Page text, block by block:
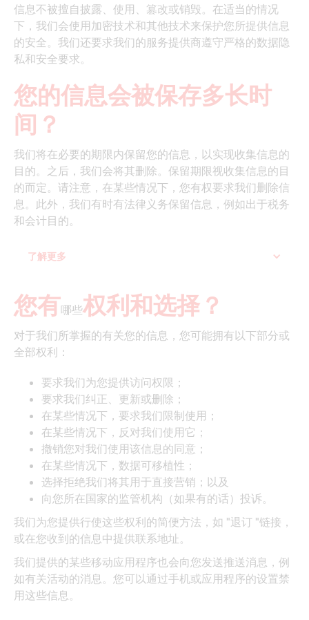
信息不被擅自披露、使用、篡改或销毁。在适当的情况
下，我们会使用加密技术和其他技术来保护您所提供信息
的安全。我们还要求我们的服务提供商遵守严格的数据隐
私和安全要求。
您的信息会被保存多长时
间？
我们将在必要的期限内保留您的信息，以实现收集信息的
目的。之后，我们会将其删除。保留期限视收集信息的目
的而定。请注意，在某些情况下，您有权要求我们删除信
息。此外，我们有时有法律义务保留信息，例如出于税务
和会计目的。
了解更多
您有哪些权利和选择？
对于我们所掌握的有关您的信息，您可能拥有以下部分或
全部权利：
要求我们为您提供访问权限；
要求我们纠正、更新或删除；
在某些情况下，要求我们限制使用；
在某些情况下，反对我们使用它；
撤销您对我们使用该信息的同意；
在某些情况下，数据可移植性；
选择拒绝我们将其用于直接营销；以及
向您所在国家的监管机构（如果有的话）投诉。
我们为您提供行使这些权利的简便方法，如 "退订 "链接，
或在您收到的信息中提供联系地址。
我们提供的某些移动应用程序也会向您发送推送消息，例
如有关活动的消息。您可以通过手机或应用程序的设置禁
用这些信息。